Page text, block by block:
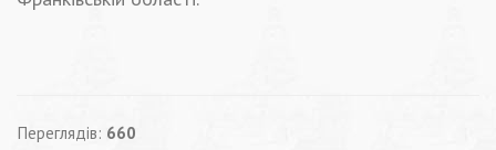
Переглядів: 660